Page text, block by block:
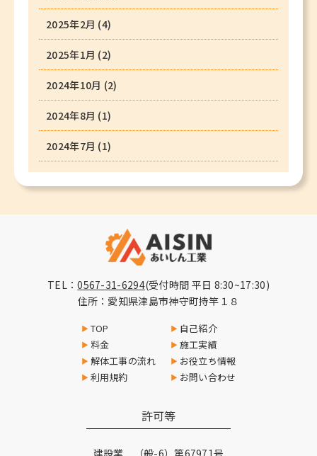
2025年2月 (4)
2025年1月 (2)
2024年10月 (2)
2024年8月 (1)
2024年7月 (1)
TEL：0567-31-6294(受付時間 平日 8:30~17:30)
住所：愛知県津島市神守町持竿１８
TOP
料金
解体工事の流れ
利用規約
自己紹介
施工実績
お役立ち情報
お問い合わせ
許可等
建設業 （般-6）第67971号